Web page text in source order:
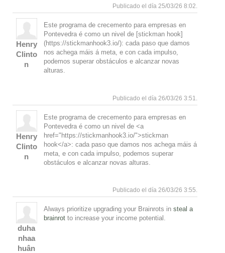
Publicado el día 25/03/26 8:02.
Henry
Clinto
n
Este programa de crecemento para empresas en
Pontevedra é como un nivel de [stickman hook]
(https://stickmanhook3.io/): cada paso que damos
nos achega máis á meta, e con cada impulso,
podemos superar obstáculos e alcanzar novas
alturas.
Publicado el día 26/03/26 3:51.
Henry
Clinto
n
Este programa de crecemento para empresas en
Pontevedra é como un nivel de <a
href="https://stickmanhook3.io/">stickman
hook</a>: cada paso que damos nos achega máis á
meta, e con cada impulso, podemos superar
obstáculos e alcanzar novas alturas.
Publicado el día 26/03/26 3:55.
duha
nhaa
huân
Always prioritize upgrading your Brainrots in steal a
brainrotto increase your income potential.